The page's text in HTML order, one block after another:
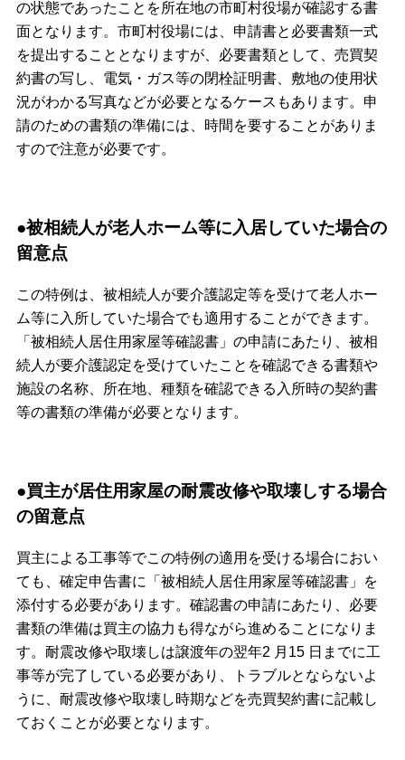
の状態であったことを所在地の市町村役場が確認する書
面となります。市町村役場には、申請書と必要書類一式
を提出することとなりますが、必要書類として、売買契
約書の写し、電気・ガス等の閉栓証明書、敷地の使用状
況がわかる写真などが必要となるケースもあります。申
請のための書類の準備には、時間を要することがありま
すので注意が必要です。
●被相続人が老人ホーム等に入居していた場合の
留意点
この特例は、被相続人が要介護認定等を受けて老人ホー
ム等に入所していた場合でも適用することができます。
「被相続人居住用家屋等確認書」の申請にあたり、被相
続人が要介護認定を受けていたことを確認できる書類や
施設の名称、所在地、種類を確認できる入所時の契約書
等の書類の準備が必要となります。
●買主が居住用家屋の耐震改修や取壊しする場合
の留意点
買主による工事等でこの特例の適用を受ける場合におい
ても、確定申告書に「被相続人居住用家屋等確認書」を
添付する必要があります。確認書の申請にあたり、必要
書類の準備は買主の協力も得ながら進めることになりま
す。耐震改修や取壊しは譲渡年の翌年2 月15 日までに工
事等が完了している必要があり、トラブルとならないよ
うに、耐震改修や取壊し時期などを売買契約書に記載し
ておくことが必要となります。